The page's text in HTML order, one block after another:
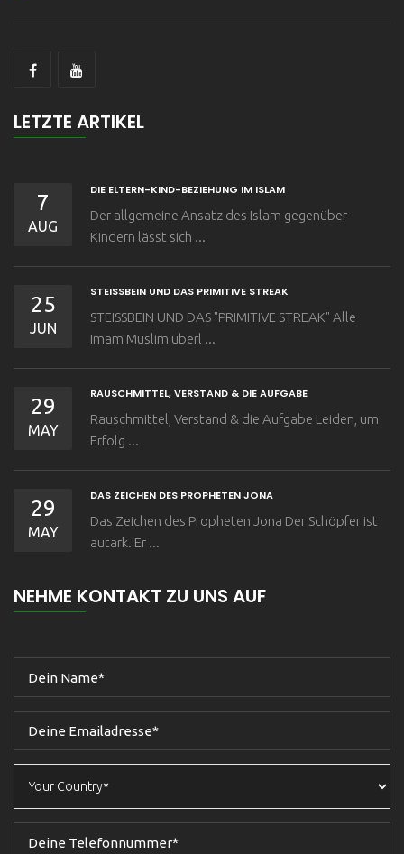
LETZTE ARTIKEL
7
AUG
DIE ELTERN-KIND-BEZIEHUNG IM ISLAM
Der allgemeine Ansatz des Islam gegenüber
Kindern lässt sich ...
25
JUN
STEISSBEIN UND DAS PRIMITIVE STREAK
STEISSBEIN UND DAS "PRIMITIVE STREAK" Alle
Imam Muslim überl ...
29
MAY
RAUSCHMITTEL, VERSTAND & DIE AUFGABE
Rauschmittel, Verstand & die Aufgabe Leiden, um
Erfolg ...
29
MAY
DAS ZEICHEN DES PROPHETEN JONA
Das Zeichen des Propheten Jona Der Schöpfer ist
autark. Er ...
NEHME KONTAKT ZU UNS AUF